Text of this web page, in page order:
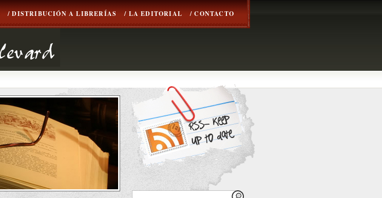
/ DISTRIBUCIÓN A LIBRERÍAS / LA EDITORIAL / CONTACTO